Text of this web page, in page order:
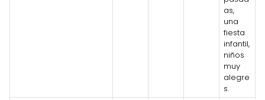
as,
una
fiesta
infantil,
niños
muy
alegre
s.